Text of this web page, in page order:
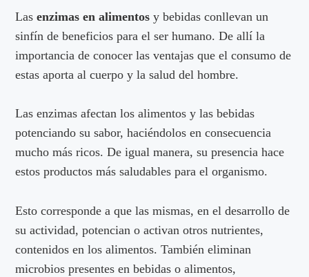
Lasenzimas en alimentosy bebidas conllevan un
sinfín de beneficios para el ser humano. De allí la
importancia de conocer las ventajas que el consumo de
estas aporta al cuerpo y la salud del hombre.
Las enzimas afectan los alimentos y las bebidas
potenciando su sabor, haciéndolos en consecuencia
mucho más ricos. De igual manera, su presencia hace
estos productos más saludables para el organismo.
Esto corresponde a que las mismas, en el desarrollo de
su actividad, potencian o activan otros nutrientes,
contenidos en los alimentos. También eliminan
microbios presentes en bebidas o alimentos,